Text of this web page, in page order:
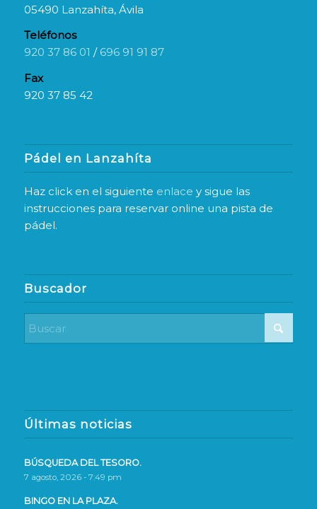
05490 Lanzahíta, Ávila
Teléfonos
920 37 86 01 / 696 91 91 87
Fax
920 37 85 42
Pádel en Lanzahíta
Haz click en el siguiente enlace y sigue las
instrucciones para reservar online una pista de
pádel.
Buscador
Últimas noticias
BÚSQUEDA DEL TESORO.
7 agosto, 2026 - 7:49 pm
BINGO EN LA PLAZA.